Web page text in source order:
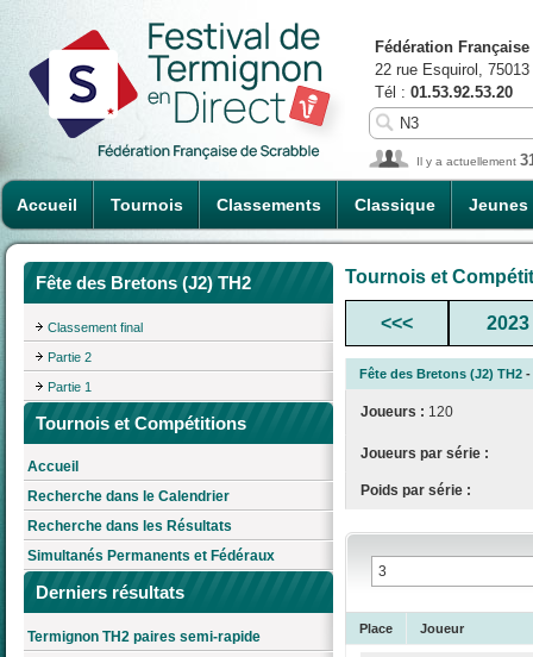
Accueil Tournois Classements Classique Jeunes
Fédération
22 rue Esquirol,
Tél : 01.53.92.53.20
Il y a actuellement
Fête des Bretons (J2) TH2
Classement final
Partie 2
Partie 1
Tournois et Compétitions
Accueil
Recherche dans le Calendrier
Recherche dans les Résultats
Simultanés Permanents et Fédéraux
Derniers résultats
Termignon TH2 paires semi-rapide
Tournois et
<<< 2023
Fête des Bretons (J2) TH2 -
Joueurs : 120
Joueurs par série :
Poids par série :
Place Joueur